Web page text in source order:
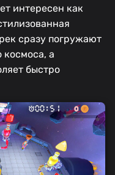
интересен как
сразу погружают
космоса, а
быстро